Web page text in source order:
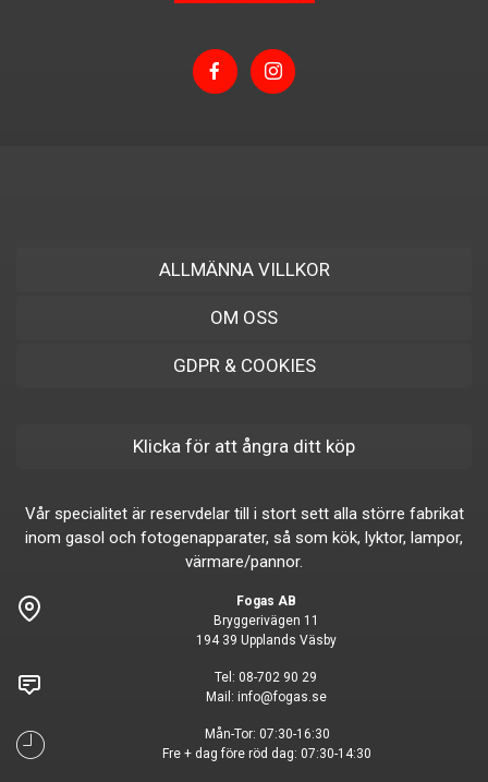
ALLMÄNNA VILLKOR
OM OSS
GDPR & COOKIES
Klicka för att ångra ditt köp
Vår specialitet är reservdelar till i stort sett alla större fabrikat
inom gasol och fotogenapparater, så som kök, lyktor, lampor,
värmare/pannor.
Fogas AB
Bryggerivägen 11
194 39 Upplands Väsby
Tel: 08-702 90 29
Mail: info@fogas.se
Mån-Tor: 07:30-16:30
Fre + dag före röd dag: 07:30-14:30